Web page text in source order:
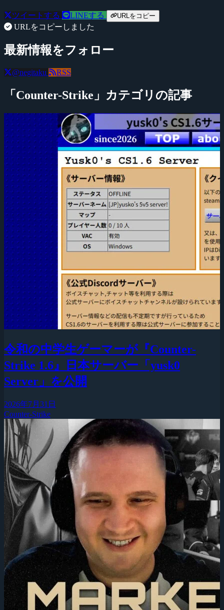
ツイートする LINEする URLをコピー
URLをコピーしました
最新情報をフォロー
@negitaku RSS
「Counter-Strike」カテゴリの記事
令和の中学生ゲーマーが『Counter-
Strike 1.6』日本サーバー「yusk0
Server」を公開
2026年7月31日
Counter-Strike